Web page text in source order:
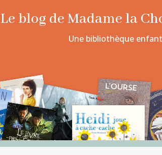
blog de Madame la
Une bibliothèque